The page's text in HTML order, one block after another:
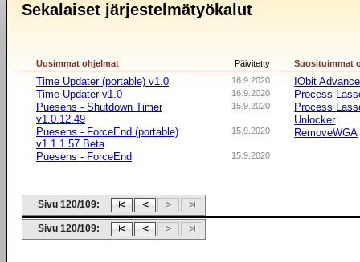
Sekalaiset järjestelmätyökalut
Päivitetty
Uusimmat ohjelmat
16.9.2020
Time Updater (portable) v1.0
16.9.2020
Time Updater v1.0
15.9.2020
Puesens - Shutdown Timer
v1.0.12.49
15.9.2020
Puesens - ForceEnd (portable)
v1.1.1.57 Beta
15.9.2020
Puesens - ForceEnd
Suosituimmat
IObit
Process
Process
Unlocker
RemoveWGA
Sivu 120/109:
Sivu 120/109: